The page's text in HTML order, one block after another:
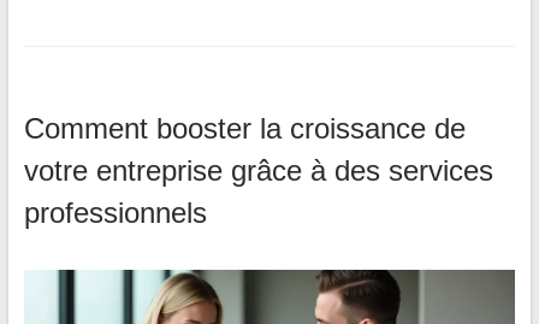
Comment booster la croissance de
votre entreprise grâce à des services
professionnels